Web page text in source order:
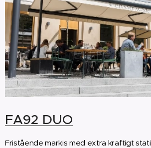
FA92 DUO
Fristående markis med extra kraftigt